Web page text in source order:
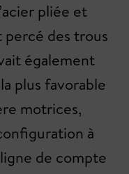
pliée et
percé des trous
également
plus favorable
motrices,
à
de compte